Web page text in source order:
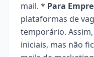
mail. * Para
plataformas de
temporário.
iniciais, mas não